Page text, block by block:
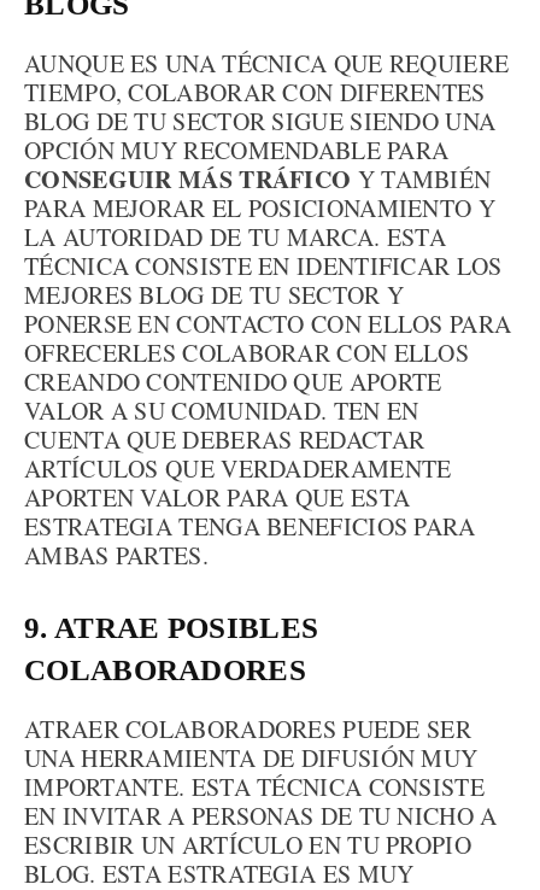
AUNQUE ES UNA TÉCNICA QUE REQUIERE
TIEMPO, COLABORAR CON DIFERENTES
BLOG DE TU SECTOR SIGUE SIENDO UNA
OPCIÓN MUY RECOMENDABLE PARA
CONSEGUIR MÁS TRÁFICO Y TAMBIÉN
PARA MEJORAR EL POSICIONAMIENTO Y
LA AUTORIDAD DE TU MARCA. ESTA
TÉCNICA CONSISTE EN IDENTIFICAR LOS
MEJORES BLOG DE TU SECTOR Y
PONERSE EN CONTACTO CON ELLOS PARA
OFRECERLES COLABORAR CON ELLOS
CREANDO CONTENIDO QUE APORTE
VALOR A SU COMUNIDAD. TEN EN
CUENTA QUE DEBERAS REDACTAR
ARTÍCULOS QUE VERDADERAMENTE
APORTEN VALOR PARA QUE ESTA
ESTRATEGIA TENGA BENEFICIOS PARA
AMBAS PARTES.
9. ATRAE POSIBLES
COLABORADORES
ATRAER COLABORADORES PUEDE SER
UNA HERRAMIENTA DE DIFUSIÓN MUY
IMPORTANTE. ESTA TÉCNICA CONSISTE
EN INVITAR A PERSONAS DE TU NICHO A
ESCRIBIR UN ARTÍCULO EN TU PROPIO
BLOG. ESTA ESTRATEGIA ES MUY